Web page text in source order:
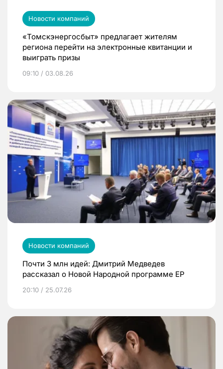
Новости компаний
«Томскэнергосбыт» предлагает жителям
региона перейти на электронные квитанции и
выиграть призы
09:10 / 03.08.26
Новости компаний
Почти 3 млн идей: Дмитрий Медведев
рассказал о Новой Народной программе ЕР
20:10 / 25.07.26